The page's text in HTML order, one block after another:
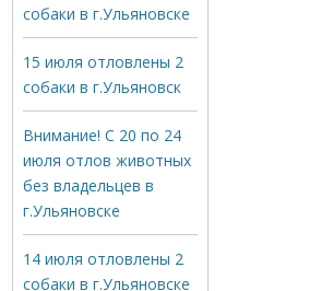
собаки в г.Ульяновске
15 июля отловлены 2
собаки в г.Ульяновск
Внимание! С 20 по 24
июля отлов животных
без владельцев в
г.Ульяновске
14 июля отловлены 2
собаки в г.Ульяновске